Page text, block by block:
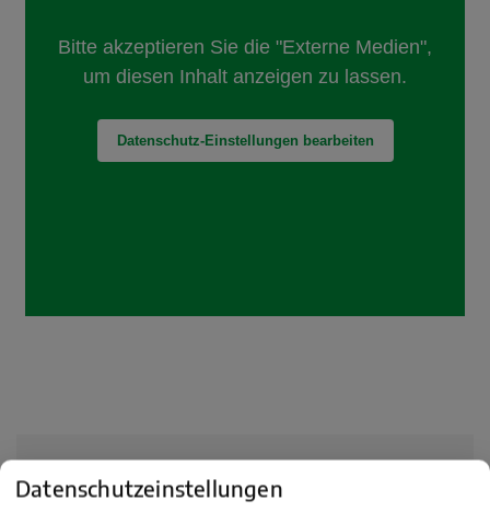
Datenschutzeinstellungen